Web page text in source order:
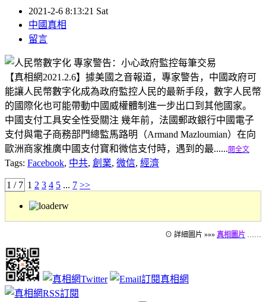
2021-2-6 8:13:21 Sat
中國真相
留言
【真相網2021.2.6】據美國之音報道，專家警告，中國政府可
能讓人民幣數字化成為政府監控人民的最新手段，數字人民幣
的國際化也可能帶動中國威權體制進一步出口到其他國家。
中國支付工具安全性受關注 幾年前，法國郵政銀行中國電子
支付與電子商務部門總監馬路明（Armand Mazloumian）在向
歐洲商家推廣中國支付寶和微信支付時，遇到的最...... 閱全文
Tags: Facebook, 中共, 創業, 微信, 經濟
1 / 7 1 2 3 4 5 ... 7 >>
⊙ 詳細圖片 »»» 真相圖片 ……